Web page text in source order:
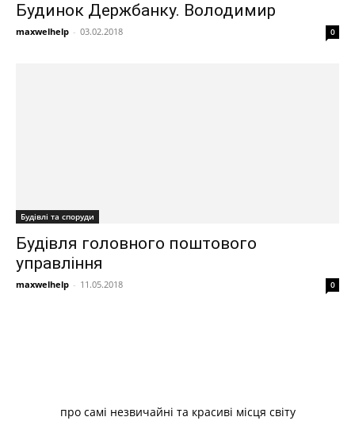
Будинок Держбанку. Володимир
maxwelhelp - 03.02.2018 0
Будівлі та споруди
Будівля головного поштового
управління
maxwelhelp - 11.05.2018 0
про самі незвичайні та красиві місця світу